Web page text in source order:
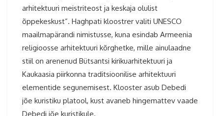
arhitektuuri meistriteost ja keskaja olulist
õppekeskust”. Haghpati kloostrer valiti UNESCO
maailmapärandi nimistusse, kuna esindab Armeenia
religioosse arhitektuuri kõrghetke, mille ainulaadne
stiil on arenenud Bütsantsi kirikuarhitektuuri ja
Kaukaasia piirkonna traditsioonilise arhitektuuri
elementide segunemisest. Klooster asub Debedi
jõe kuristiku platool, kust avaneb hingemattev vaade
Debedi jõe kuristikule.